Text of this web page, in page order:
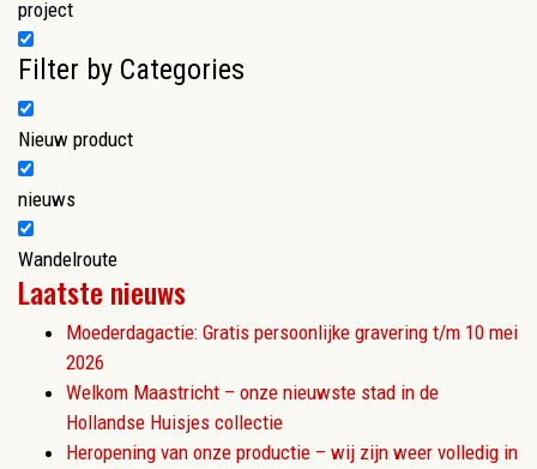
project
Filter by Categories
Nieuw product
nieuws
Wandelroute
Laatste nieuws
Moederdagactie: Gratis persoonlijke gravering t/m 10 mei
2026
Welkom Maastricht – onze nieuwste stad in de
Hollandse Huisjes collectie
Heropening van onze productie – wij zijn weer volledig in